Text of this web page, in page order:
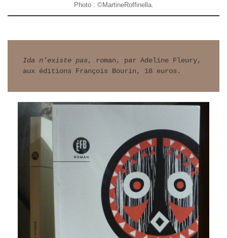
Photo : ©MartineRoffinella.
Ida n’existe pas, roman, par Adeline Fleury,
aux éditions François Bourin, 18 euros.